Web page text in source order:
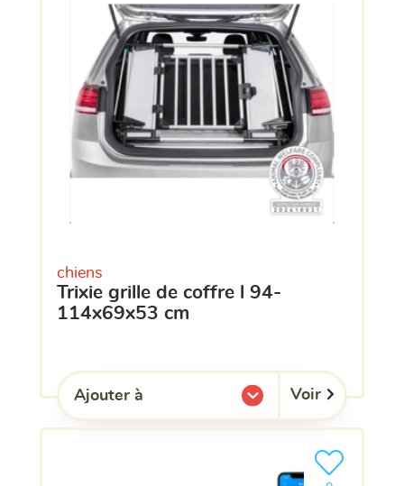
chiens
trixie grille de coffre l 94-
114x69x53 cm
Ajouter à
l'une de mes listes. Voir
Ajouter le
clients ont